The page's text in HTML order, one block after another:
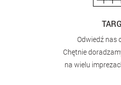
Odwiedź nas
Chętnie
na wielu